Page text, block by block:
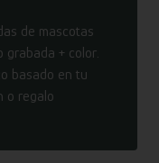
de mascotas
grabada + color.
basado en tu
o regalo